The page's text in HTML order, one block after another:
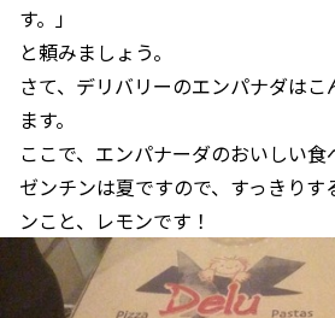
す。」
と頼みましょう。
さて、デリバリーのエンパナダは
ます。
ここで、エンパナーダのおいしい
ゼンチンは夏ですので、すっきり
ンこと、レモンです！